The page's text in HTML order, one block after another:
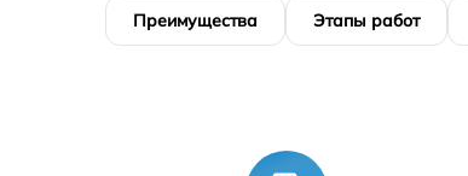
Преимущества Этапы работ